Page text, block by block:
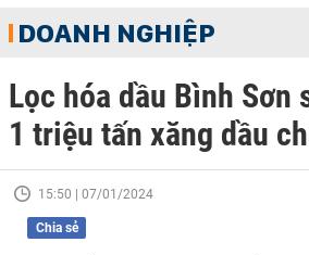
DOANH NGHIỆP
Lọc hóa dầu Bình Sơn
1 triệu tấn xăng dầu
15:50 | 07/01/2024
Chia sẻ